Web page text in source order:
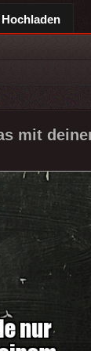
Hochladen
mit